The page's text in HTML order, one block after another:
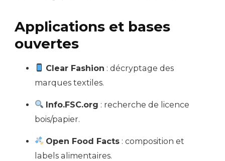
Applications et bases
ouvertes
Clear Fashion : décryptage des
marques textiles.
Info.FSC.org : recherche de licence
bois/papier.
Open Food Facts : composition et
labels alimentaires.